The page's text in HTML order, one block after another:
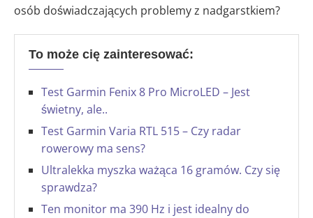
osób doświadczających problemy z nadgarstkiem?
To może cię zainteresować:
Test Garmin Fenix 8 Pro MicroLED – Jest
świetny, ale..
Test Garmin Varia RTL 515 – Czy radar
rowerowy ma sens?
Ultralekka myszka ważąca 16 gramów. Czy się
sprawdza?
Ten monitor ma 390 Hz i jest idealny do